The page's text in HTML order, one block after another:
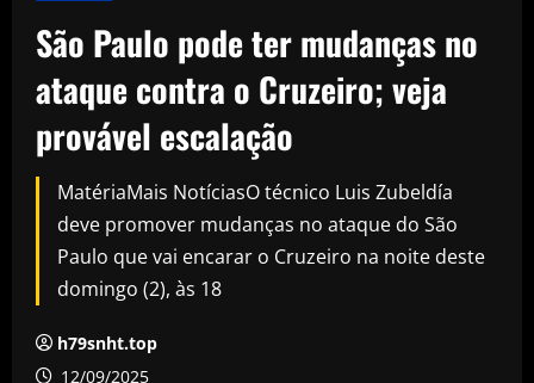
São Paulo pode ter mudanças no
ataque contra o Cruzeiro; veja
provável escalação
MatériaMais NotíciasO técnico Luis Zubeldía
deve promover mudanças no ataque do São
Paulo que vai encarar o Cruzeiro na noite deste
domingo (2), às 18
h79snht.top
12/09/2025